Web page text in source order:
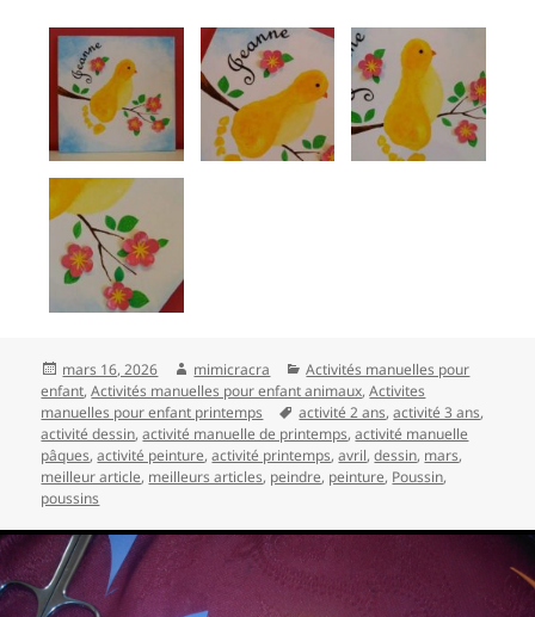
Publié
le
mars 16, 2026 Auteur
mimicracra Catégories
Activités manuelles pour
enfant,Activités manuelles pour enfant animaux,Activites
manuelles pour enfant printemps
Mots-
clés
activité 2 ans,activité 3 ans,
activité dessin,activité manuelle de printemps,activité manuelle
pâques,activité peinture,activité printemps,avril,dessin, mars,
meilleur article, meilleurs articles, peindre, peinture, Poussin,
poussins